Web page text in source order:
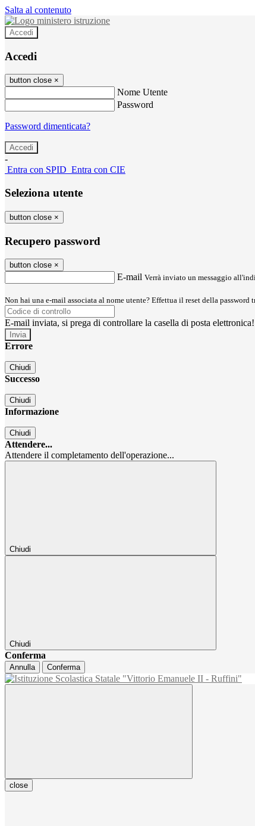
Salta al contenuto
Accedi
Accedi
button close ×
Nome Utente
Password
Password dimenticata?
-
Entra con SPID Entra con CIE
Seleziona utente
button close ×
Recupero password
button close ×
E-mail Verrà inviato un messaggio
Non hai una e-mail associata al nome utente? Effettua il reset della password
E-mail inviata, si prega di controllare la casella di posta elettronica!
Errore
Chiudi
Successo
Chiudi
Informazione
Chiudi
Attendere...
Attendere il completamento dell'operazione...
Chiudi
Chiudi
Conferma
Annulla Conferma
close